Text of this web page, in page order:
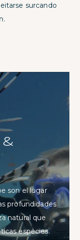
surcando
&
son el lugar
profundidades
natural que
especies.